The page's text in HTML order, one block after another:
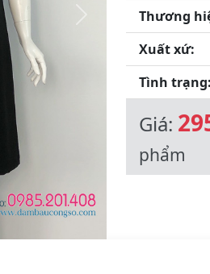
Thương
Xuất xứ:
Tình trạng:
Giá:
phẩm